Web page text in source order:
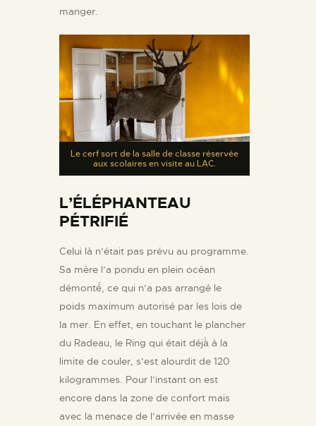
manger.
Le cerf sort de la salle de classe réservée
aux scolaires en visite au LAC.
L’ÉLÉPHANTEAU
PÉTRIFIÉ
Celui là n’était pas prévu au programme.
Sa mère l’a pondu en plein océan
démonté́, ce qui n’a pas arrangé le
poids maximum autorisé par les lois de
la mer. En effet, en touchant le plancher
du Radeau, le Ring qui était déjà̀ à la
limite de couler, s’est alourdit de 120
kilogrammes. Pour l’instant on est
encore dans la zone de confort mais
avec la menace de l’arrivée en masse